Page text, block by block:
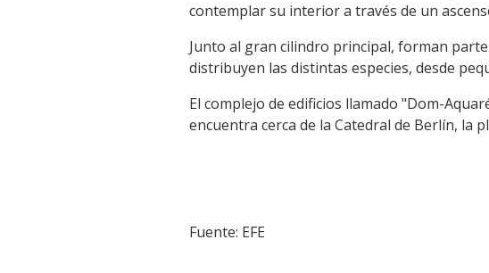
contemplar su interior a través de un
Junto al gran cilindro principal, forman
distribuyen las distintas especies, desde
El complejo de edificios llamado "Dom-
encuentra cerca de la Catedral de Berlín, la
Fuente: EFE